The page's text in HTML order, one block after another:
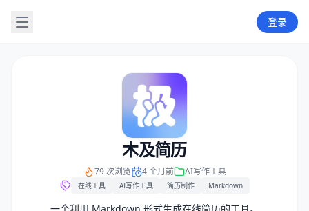
登录
木及简历
79 次浏览 4 个月前 AI写作工具
在线工具 AI写作工具 简历制作 Markdown